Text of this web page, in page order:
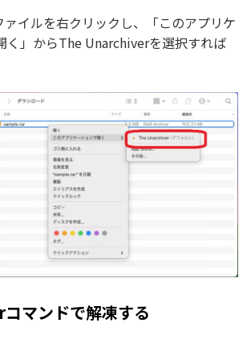
ァイルを右クリックし、「このアプリケ
く」からThe Unarchiverを選択すれば
マンドで解凍する